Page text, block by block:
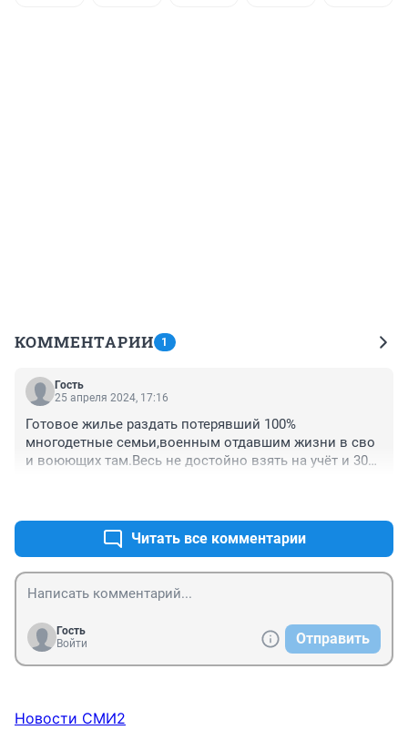
КОММЕНТАРИИ 1
Гость
25 апреля 2024, 17:16
Готовое жилье раздать потерявший 100%
многодетные семьи,военным отдавшим жизни в сво
и воюющих там.Весь не достойно взять на учёт и 30%
Читать все комментарии
Гость
Войти
Отправить
Новости СМИ2